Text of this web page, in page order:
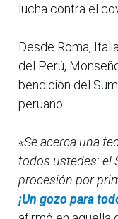
lucha contra el
Desde Roma,
del Perú,
bendición del
peruano.
«Se acerca una
todos ustedes: el
procesión por
¡Un gozo para